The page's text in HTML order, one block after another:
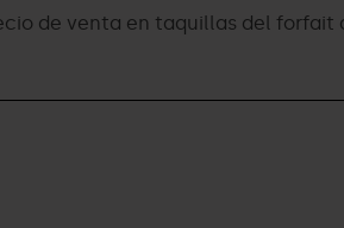
de venta en taquillas del forfait